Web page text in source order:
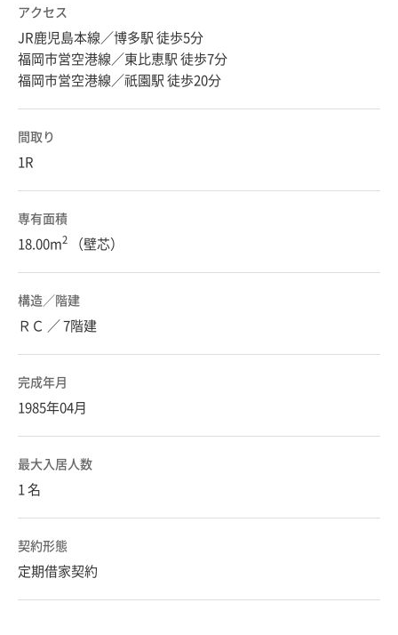
アクセス
JR鹿児島本線／博多駅 徒歩5分
福岡市営空港線／東比恵駅 徒歩7分
福岡市営空港線／祇園駅 徒歩20分
間取り
1R
専有面積
18.00m2 （壁芯）
構造／階建
ＲＣ ／ 7階建
完成年月
1985年04月
最大入居人数
1 名
契約形態
定期借家契約